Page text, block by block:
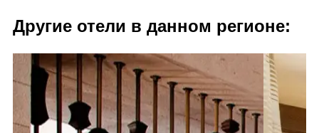
Другие отели в данном регионе: